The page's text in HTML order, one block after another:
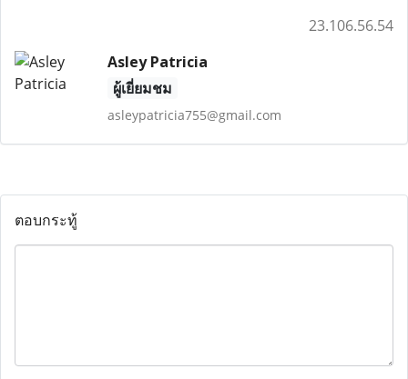
23.106.56.54
Asley Patricia
ผู้เยี่ยมชม
asleypatricia755@gmail.com
ตอบกระทู้